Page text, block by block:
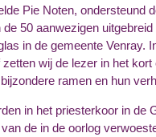
Pie Noten, ondersteund
de 50 aanwezigen uitgebreid
in de gemeente Venray.
zetten wij de lezer in het kort
ramen en hun
in het priesterkoor in de
de in de oorlog